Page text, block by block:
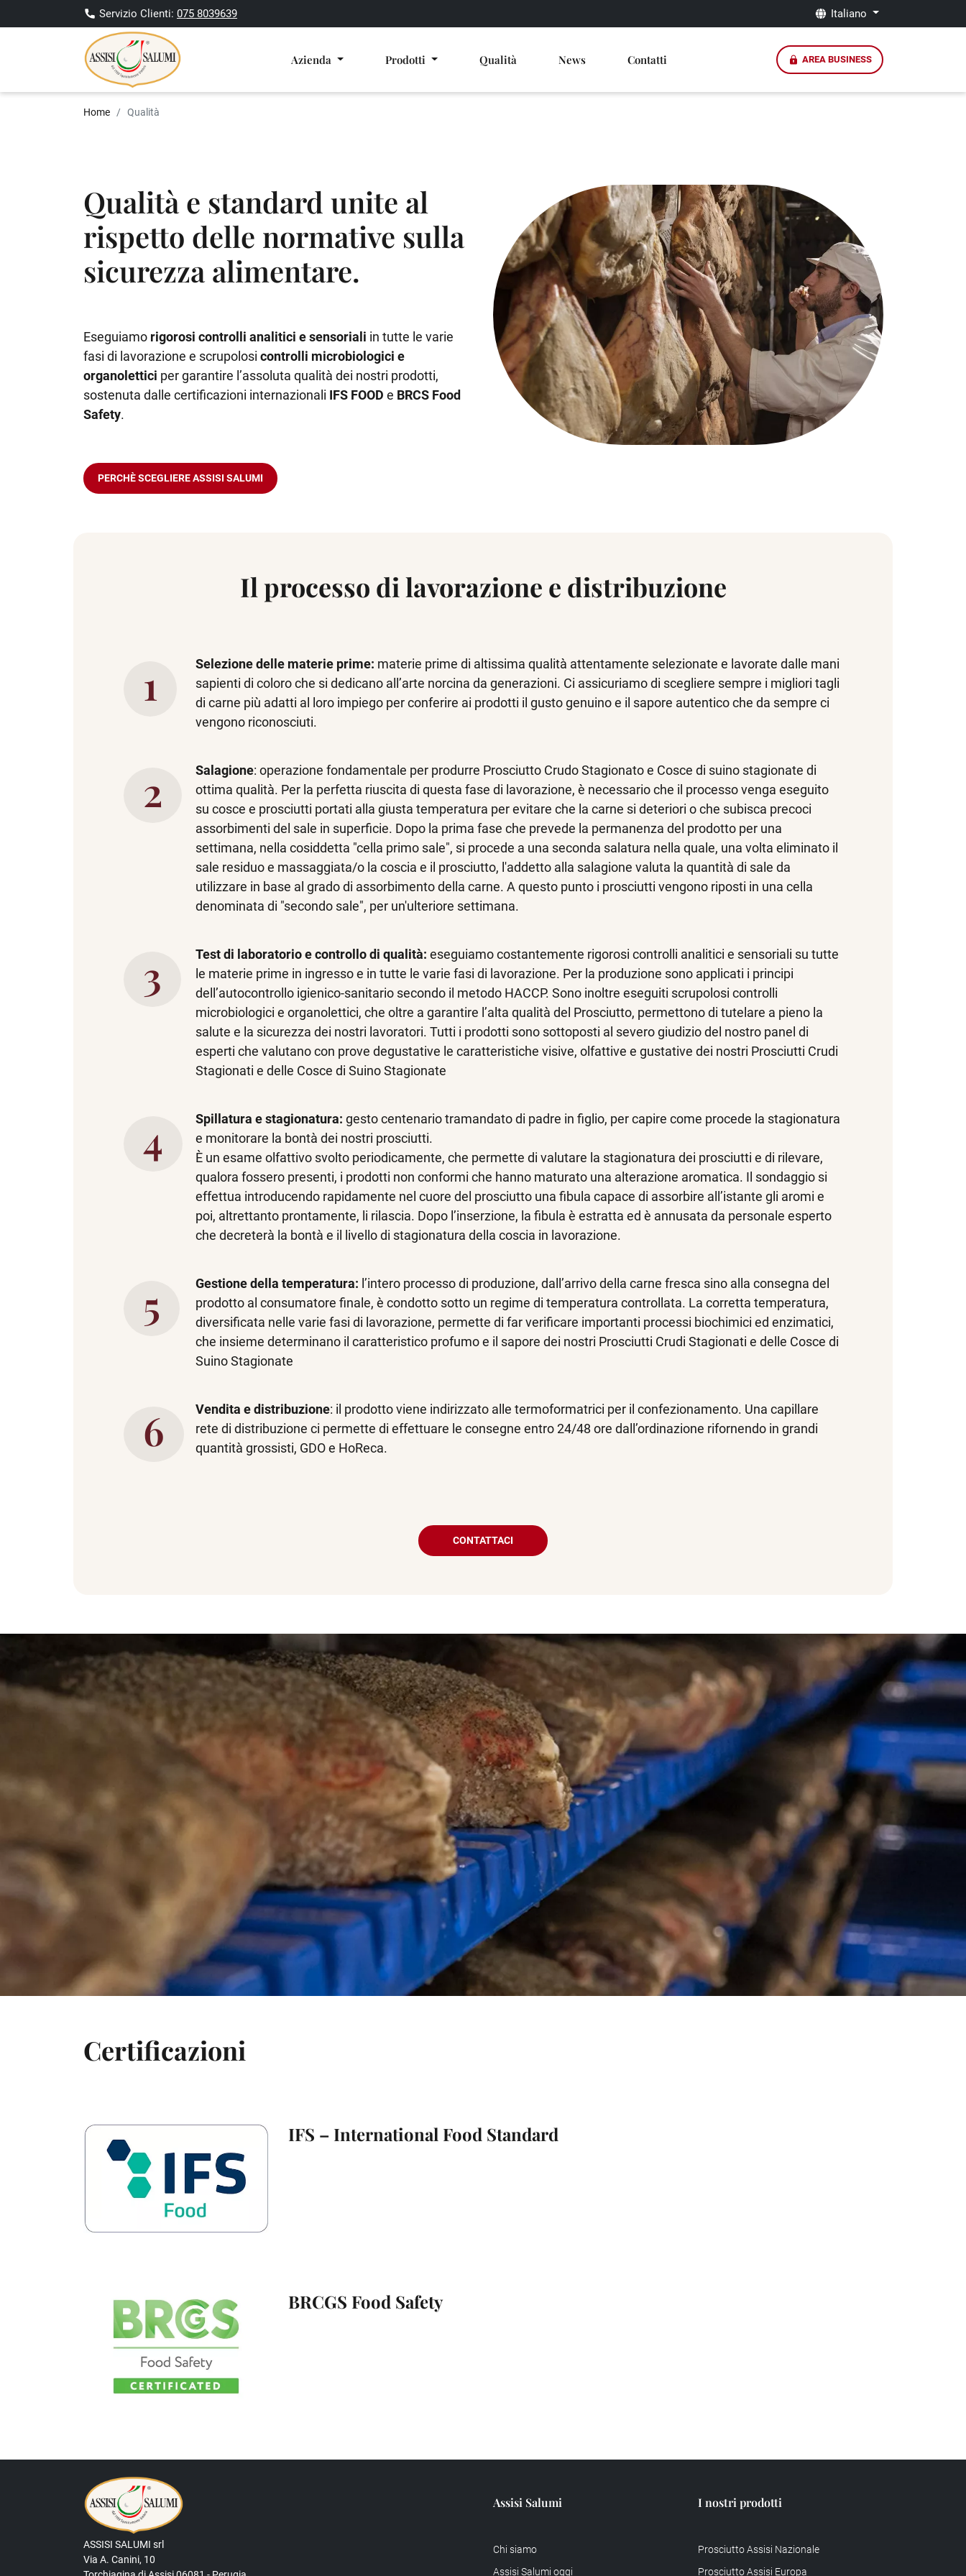
Servizio Clienti: 075 8039639 Italiano
Azienda Prodotti Qualità News Contatti AREA BUSINESS
Home Qualità
Qualità e standard unite al
rispetto delle normative sulla
sicurezza alimentare.
Eseguiamo rigorosi controlli analitici e sensoriali in tutte le varie
fasi di lavorazione e scrupolosi controlli microbiologici e
organolettici per garantire l’assoluta qualità dei nostri prodotti,
sostenuta dalle certificazioni internazionali IFS FOOD e BRCS Food
Safety.
PERCHÈ SCEGLIERE ASSISI SALUMI
Il processo di lavorazione e distribuzione
Selezione delle materie prime: materie prime di altissima qualità attentamente selezionate e lavorate dalle mani
sapienti di coloro che si dedicano all’arte norcina da generazioni. Ci assicuriamo di scegliere sempre i migliori tagli
di carne più adatti al loro impiego per conferire ai prodotti il gusto genuino e il sapore autentico che da sempre ci
vengono riconosciuti.
Salagione: operazione fondamentale per produrre Prosciutto Crudo Stagionato e Cosce di suino stagionate di
ottima qualità. Per la perfetta riuscita di questa fase di lavorazione, è necessario che il processo venga eseguito
su cosce e prosciutti portati alla giusta temperatura per evitare che la carne si deteriori o che subisca precoci
assorbimenti del sale in superficie. Dopo la prima fase che prevede la permanenza del prodotto per una
settimana, nella cosiddetta "cella primo sale", si procede a una seconda salatura nella quale, una volta eliminato il
sale residuo e massaggiata/o la coscia e il prosciutto, l'addetto alla salagione valuta la quantità di sale da
utilizzare in base al grado di assorbimento della carne. A questo punto i prosciutti vengono riposti in una cella
denominata di "secondo sale", per un'ulteriore settimana.
Test di laboratorio e controllo di qualità: eseguiamo costantemente rigorosi controlli analitici e sensoriali su tutte
le materie prime in ingresso e in tutte le varie fasi di lavorazione. Per la produzione sono applicati i principi
dell’autocontrollo igienico-sanitario secondo il metodo HACCP. Sono inoltre eseguiti scrupolosi controlli
microbiologici e organolettici, che oltre a garantire l’alta qualità del Prosciutto, permettono di tutelare a pieno la
salute e la sicurezza dei nostri lavoratori. Tutti i prodotti sono sottoposti al severo giudizio del nostro panel di
esperti che valutano con prove degustative le caratteristiche visive, olfattive e gustative dei nostri Prosciutti Crudi
Stagionati e delle Cosce di Suino Stagionate
Spillatura e stagionatura: gesto centenario tramandato di padre in figlio, per capire come procede la stagionatura
e monitorare la bontà dei nostri prosciutti.
È un esame olfattivo svolto periodicamente, che permette di valutare la stagionatura dei prosciutti e di rilevare,
qualora fossero presenti, i prodotti non conformi che hanno maturato una alterazione aromatica. Il sondaggio si
effettua introducendo rapidamente nel cuore del prosciutto una fibula capace di assorbire all’istante gli aromi e
poi, altrettanto prontamente, li rilascia. Dopo l’inserzione, la fibula è estratta ed è annusata da personale esperto
che decreterà la bontà e il livello di stagionatura della coscia in lavorazione.
Gestione della temperatura: l’intero processo di produzione, dall’arrivo della carne fresca sino alla consegna del
prodotto al consumatore finale, è condotto sotto un regime di temperatura controllata. La corretta temperatura,
diversificata nelle varie fasi di lavorazione, permette di far verificare importanti processi biochimici ed enzimatici,
che insieme determinano il caratteristico profumo e il sapore dei nostri Prosciutti Crudi Stagionati e delle Cosce di
Suino Stagionate
Vendita e distribuzione: il prodotto viene indirizzato alle termoformatrici per il confezionamento. Una capillare
rete di distribuzione ci permette di effettuare le consegne entro 24/48 ore dall’ordinazione rifornendo in grandi
quantità grossisti, GDO e HoReca.
CONTATTACI
Certificazioni
IFS – International Food Standard
BRCGS Food Safety
ASSISI SALUMI srl
Via A. Canini, 10
Assisi Salumi
Chi siamo
Assisi Salumi oggi
I nostri prodotti
Prosciutto Assisi Nazionale
Prosciutto Assisi Europa